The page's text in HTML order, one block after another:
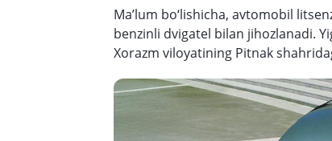
Ma’lum bo‘lishicha, avtomobil
benzinli dvigatel bilan jihozlanadi.
Xorazm viloyatining Pitnak